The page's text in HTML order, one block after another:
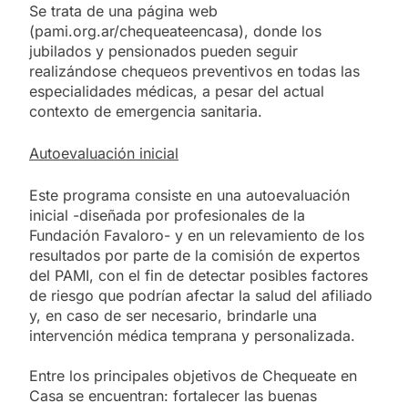
Se trata de una página web
(pami.org.ar/chequeateencasa), donde los
jubilados y pensionados pueden seguir
realizándose chequeos preventivos en todas las
especialidades médicas, a pesar del actual
contexto de emergencia sanitaria.
Autoevaluación inicial
Este programa consiste en una autoevaluación
inicial -diseñada por profesionales de la
Fundación Favaloro- y en un relevamiento de los
resultados por parte de la comisión de expertos
del PAMI, con el fin de detectar posibles factores
de riesgo que podrían afectar la salud del afiliado
y, en caso de ser necesario, brindarle una
intervención médica temprana y personalizada.
Entre los principales objetivos de Chequeate en
Casa se encuentran: fortalecer las buenas